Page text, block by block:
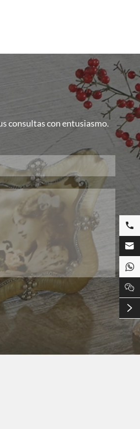
consultas con entusiasmo.




